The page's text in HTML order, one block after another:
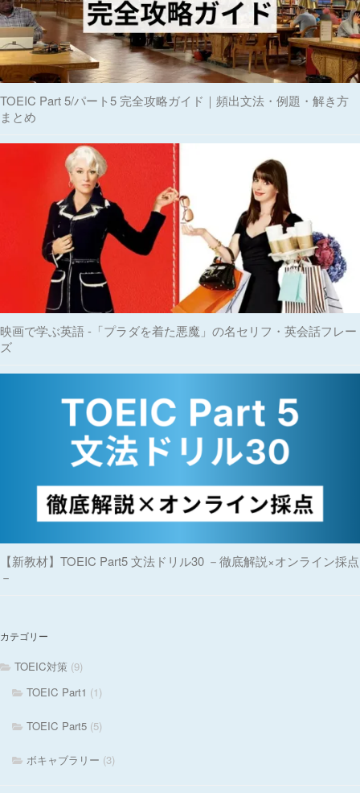
TOEIC Part 5/パート5 完全攻略ガイド｜頻出文法・例題・解き方
まとめ
映画で学ぶ英語 -「プラダを着た悪魔」の名セリフ・英会話フレー
ズ
【新教材】TOEIC Part5 文法ドリル30 －徹底解説×オンライン採点
－
カテゴリー
TOEIC対策 (9)
TOEIC Part1 (1)
TOEIC Part5 (5)
ボキャブラリー (3)